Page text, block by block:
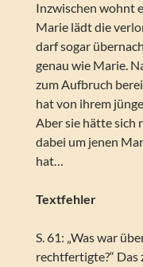
Inzwischen wohnt
Marie lädt die
darf sogar
genau wie Marie.
zum Aufbruch
hat von ihrem
Aber sie hätte sich
dabei um jenen
hat…
Textfehler
S. 61: „Was war
rechtfertigte?“ Das